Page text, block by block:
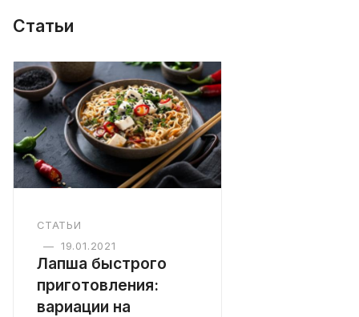
Статьи
СТАТЬИ
— 19.01.2021
Лапша быстрого
приготовления:
вариации на